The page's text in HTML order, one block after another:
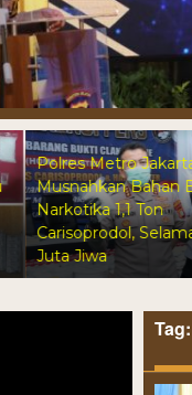
Polres Metro Jakarta
Musnahkan Bahan Baku
Narkotika 1,1 Ton
Carisoprodol,
Juta Jiwa
Tag: